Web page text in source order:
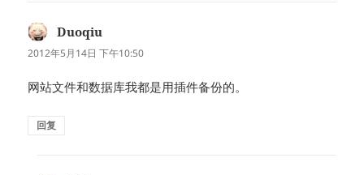
Duoqiu
道：
2012年5月14日 下午10:50
网站文件和数据库我都是用插件备份的。
回复